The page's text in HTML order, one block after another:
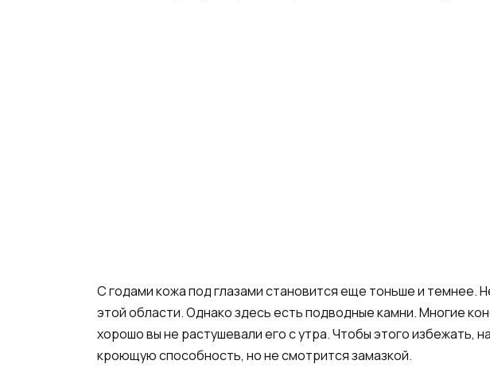
С годами кожа под глазами становится еще тоньше и темнее.
этой области. Однако здесь есть подводные камни. Многие
хорошо вы не растушевали его с утра. Чтобы этого
кроющую способность, но не смотрится замазкой.